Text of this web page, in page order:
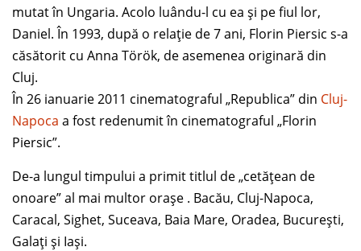
mutat în Ungaria. Acolo luându-l cu ea și pe fiul lor,
Daniel. În 1993, după o relație de 7 ani, Florin Piersic s-a
căsătorit cu Anna Török, de asemenea originară din
Cluj.
În 26 ianuarie 2011 cinematograful „Republica” din Cluj-
Napoca a fost redenumit în cinematograful „Florin
Piersic”.
De-a lungul timpului a primit titlul de „cetățean de
onoare” al mai multor orașe . Bacău, Cluj-Napoca,
Caracal, Sighet, Suceava, Baia Mare, Oradea, București,
Galați și Iași.